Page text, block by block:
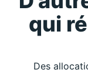
qui
Des